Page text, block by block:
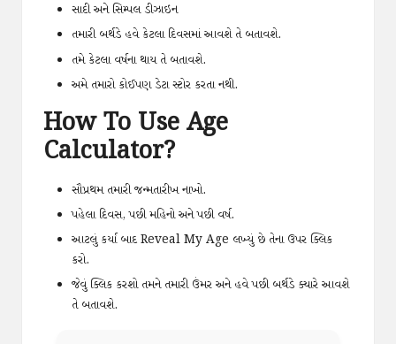
સાદી અને સિમ્પલ ડીઝાઇન
તમારી બર્થડે હવે કેટલા દિવસમાં આવશે તે બતાવશે.
તમે કેટલા વર્ષના થાય તે બતાવશે.
અમે તમારો કોઈપણ ડેટા સ્ટોર કરતા નથી.
How To Use Age
Calculator?
સૌપ્રથમ તમારી જન્મતારીખ નાખો.
પહેલા દિવસ, પછી મહિનો અને પછી વર્ષ.
આટલું કર્યા બાદ Reveal My Age લખ્યું છે તેના ઉપર ક્લિક
કરો.
જેવું ક્લિક કરશો તમને તમારી ઉંમર અને હવે પછી બર્થડે ક્યારે આવશે
તે બતાવશે.